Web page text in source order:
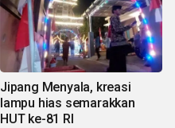
Jipang Menyala, kreasi
lampu hias semarakkan
HUT ke-81 RI